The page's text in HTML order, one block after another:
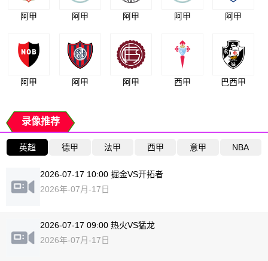
阿甲 阿甲 阿甲 阿甲 阿甲
阿甲 阿甲 阿甲 西甲 巴西甲
录像推荐
英超 德甲 法甲 西甲 意甲 NBA
2026-07-17 10:00 掘金VS开拓者
2026年-07月-17日
2026-07-17 09:00 热火VS猛龙
2026年-07月-17日